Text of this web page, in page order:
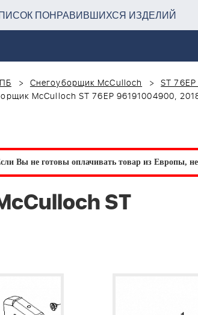
ПОНРАВИВШИХСЯ ИЗДЕЛИЙ
Снегоуборщик McCulloch
ST
McCulloch ST 76EP 96191004900,
Вы не готовы оплачивать товар из Европы, не
ST